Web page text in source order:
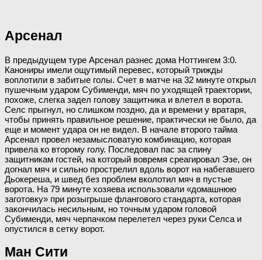
Арсенал
В предыдущем туре Арсенал разнес дома Ноттингем 3:0.
Канониры имели ощутимый перевес, который трижды
воплотили в забитые голы. Счет в матче на 32 минуте открыл
пушечным ударом Субименди, мяч по уходящей траектории,
похоже, слегка задел голову защитника и влетел в ворота.
Селс прыгнул, но слишком поздно, да и времени у вратаря,
чтобы принять правильное решение, практически не было, да
еще и момент удара он не видел. В начале второго тайма
Арсенал провел незамысловатую комбинацию, которая
привела ко второму голу. Последовал пас за спину
защитникам гостей, на который вовремя среагировал Эзе, он
догнал мяч и сильно прострелил вдоль ворот на набегавшего
Дьокереша, и швед без проблем вколотил мяч в пустые
ворота. На 79 минуте хозяева использовали «домашнюю
заготовку» при розыгрыше флангового стандарта, которая
закончилась несильным, но точным ударом головой
Субименди, мяч черпачком перелетел через руки Селса и
опустился в сетку ворот.
Ман Сити